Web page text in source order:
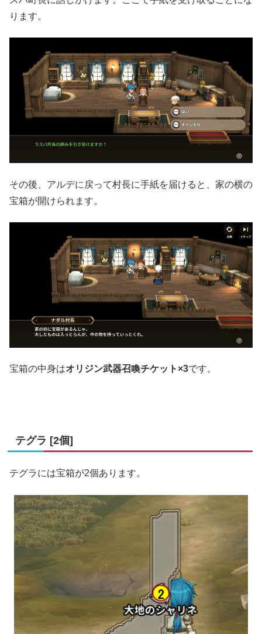
ります。
その後、アルデに戻って村長に手紙を届けると、家の横の
宝箱が開けられます。
宝箱の中身はオリジン武器召喚チケット×3です。
テグラ [2個]
テグラには宝箱が2個あります。